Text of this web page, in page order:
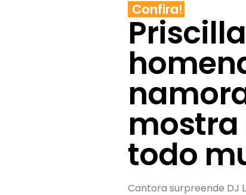
Confira!
mostra
todo
Cantora surpreende DJ